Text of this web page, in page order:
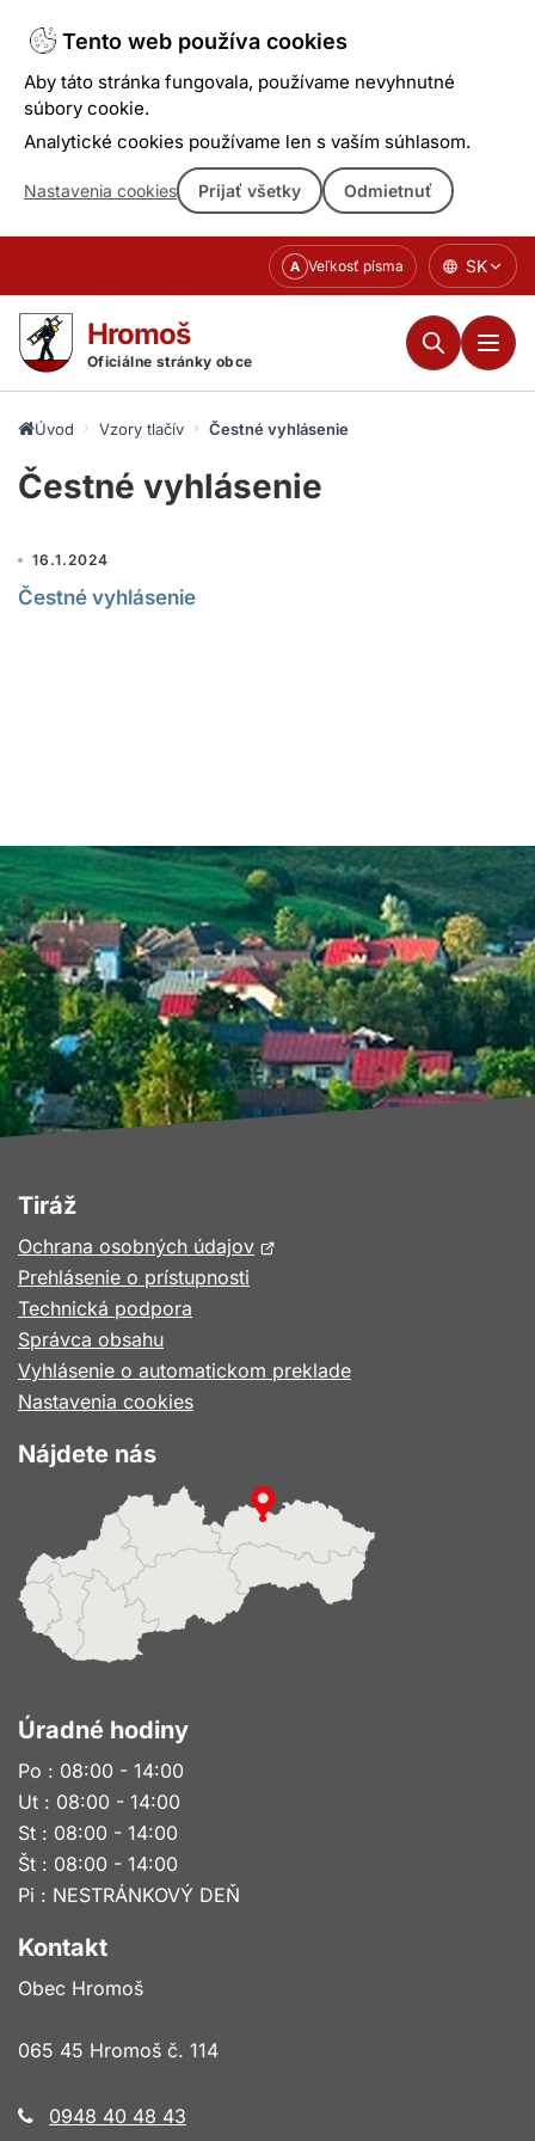
Tento web používa cookies
Aby táto stránka fungovala, používame nevyhnutné
súbory cookie.
Analytické cookies používame len s vaším súhlasom.
Nastavenia cookies Prijať všetky Odmietnuť
obsahu
A Veľkosť písma SK
Hromoš
Oficiálne stránky obce
Úvod Vzory tlačív Čestné vyhlásenie
Čestné vyhlásenie
16.1.2024
Čestné vyhlásenie
Tiráž
Ochrana osobných údajovOtvorí
okne
Prehlásenie o prístupnosti
Technická podpora
Správca obsahu
Vyhlásenie o automatickom preklade
Nastavenia cookies
Nájdete nás
Úradné hodiny
Po : 08:00 - 14:00
Ut : 08:00 - 14:00
St : 08:00 - 14:00
Št : 08:00 - 14:00
Pi : NESTRÁNKOVÝ DEŇ
Kontakt
Obec Hromoš
065 45 Hromoš č. 114
0948 40 48 43